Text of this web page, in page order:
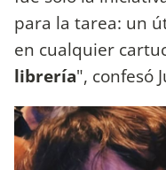
para la tarea: un
en cualquier
librería", confesó